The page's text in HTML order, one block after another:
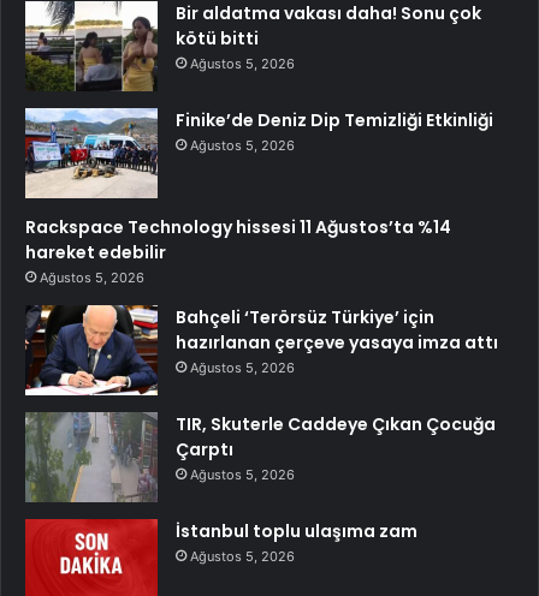
Bir aldatma vakası daha! Sonu çok
kötü bitti
Ağustos 5, 2026
Finike’de Deniz Dip Temizliği Etkinliği
Ağustos 5, 2026
Rackspace Technology hissesi 11 Ağustos’ta %14
hareket edebilir
Ağustos 5, 2026
Bahçeli ‘Terörsüz Türkiye’ için
hazırlanan çerçeve yasaya imza attı
Ağustos 5, 2026
TIR, Skuterle Caddeye Çıkan Çocuğa
Çarptı
Ağustos 5, 2026
İstanbul toplu ulaşıma zam
Ağustos 5, 2026